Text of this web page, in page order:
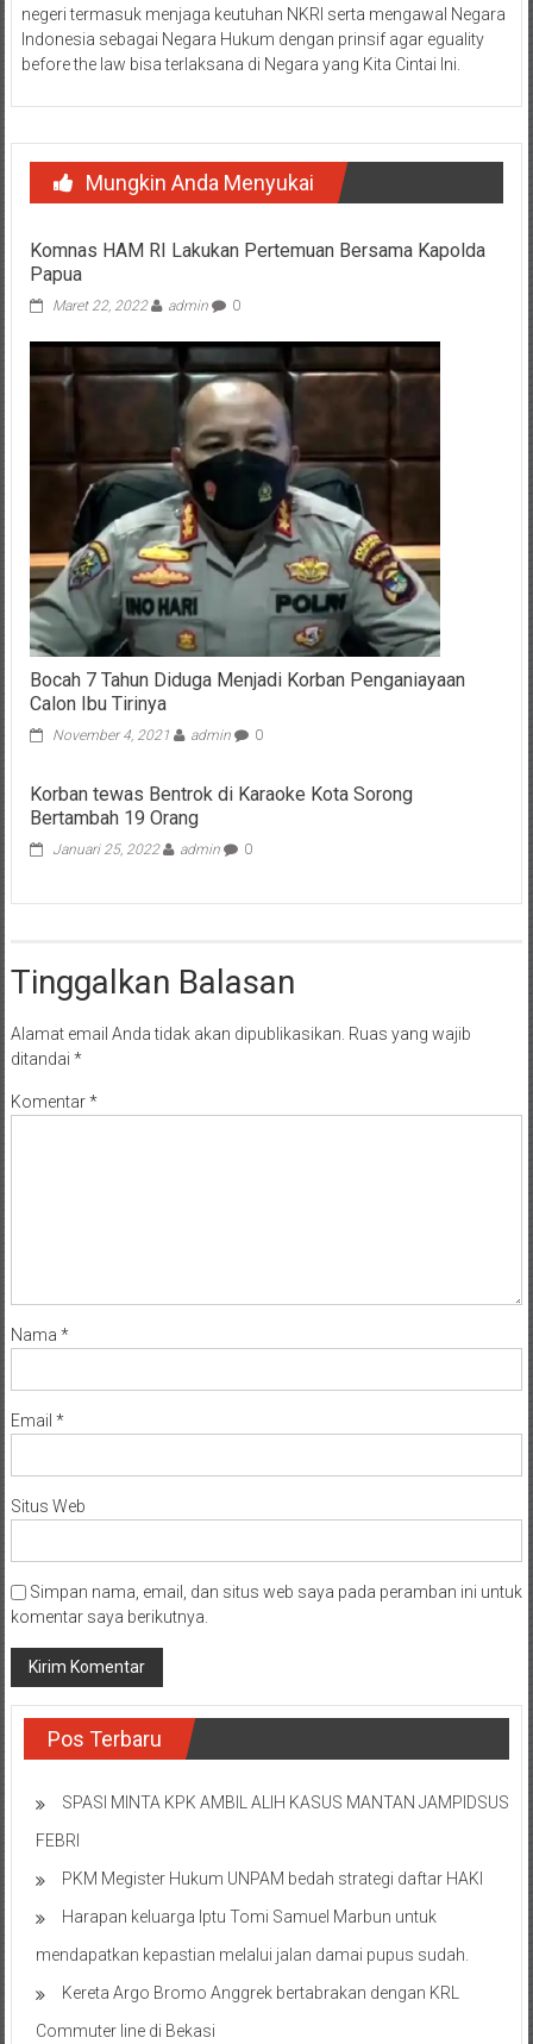
negeri termasuk menjaga keutuhan NKRI serta mengawal Negara
Indonesia sebagai Negara Hukum dengan prinsif agar eguality
before the law bisa terlaksana di Negara yang Kita Cintai Ini.
Mungkin Anda Menyukai
Komnas HAM RI Lakukan Pertemuan Bersama Kapolda
Papua
Maret 22, 2022 admin 0
Bocah 7 Tahun Diduga Menjadi Korban Penganiayaan
Calon Ibu Tirinya
November 4, 2021 admin 0
Korban tewas Bentrok di Karaoke Kota Sorong
Bertambah 19 Orang
Januari 25, 2022 admin 0
Tinggalkan Balasan
Alamat email Anda tidak akan dipublikasikan. Ruas yang wajib
ditandai *
Komentar*
Nama *
Email *
Situs Web
Simpan nama, email, dan situs web saya pada peramban ini untuk
komentar saya berikutnya.
Pos Terbaru
SPASI MINTA KPK AMBIL ALIH KASUS MANTAN JAMPIDSUS
FEBRI
PKM Megister Hukum UNPAM bedah strategi daftar HAKI
Harapan keluarga Iptu Tomi Samuel Marbun untuk
mendapatkan kepastian melalui jalan damai pupus sudah.
Kereta Argo Bromo Anggrek bertabrakan dengan KRL
Commuter line di Bekasi